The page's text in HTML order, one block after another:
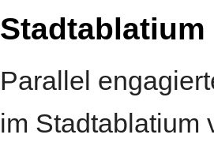
Parallel
im Stadtablatium